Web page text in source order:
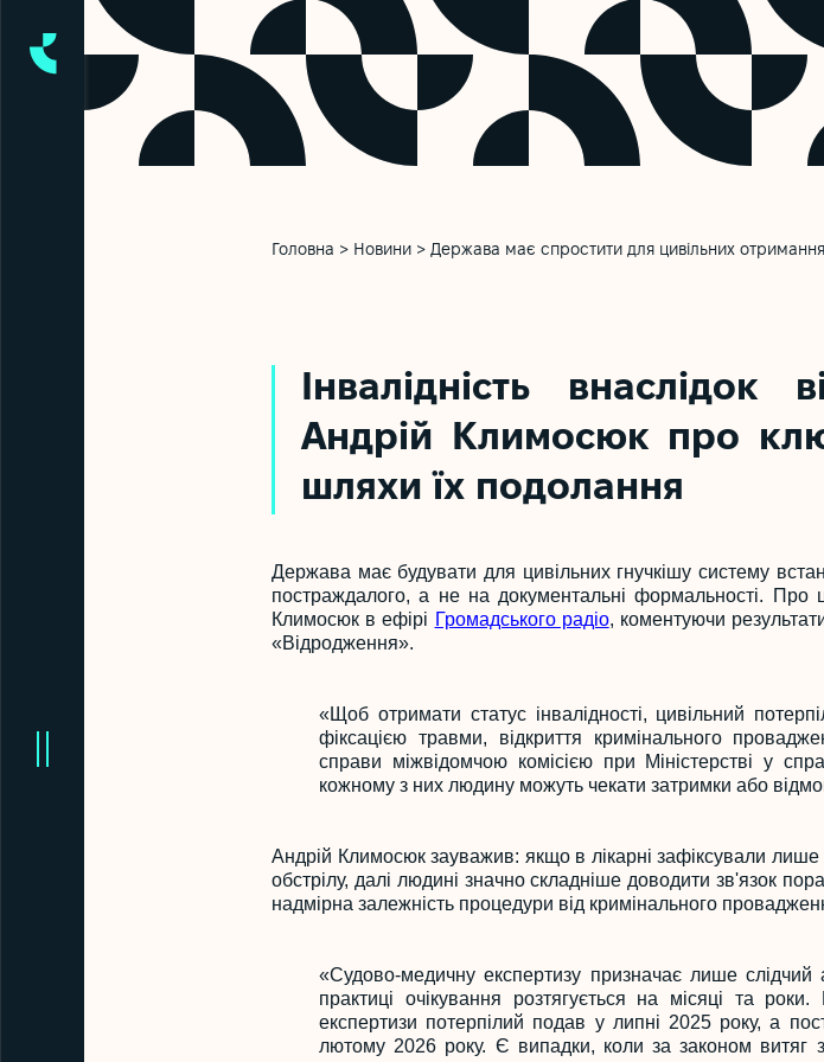
Головна > Новини >Держава має спростити для цивільних отримання
Інвалідність внаслідок
Андрій Климосюк про
шляхи їх подолання
Держава має будувати для цивільних гнучкішу систему
постраждалого, а не на документальні формальності. Про
Климосюк в ефірі Громадського радіо, коментуючи
«Відродження».
«Щоб отримати статус інвалідності, цивільний
фіксацією травми, відкриття кримінального
справи міжвідомчою комісією при Міністерстві у
кожному з них людину можуть чекати затримки або
Андрій Климосюк зауважив: якщо в лікарні зафіксували
обстрілу, далі людині значно складніше доводити зв'язок
надмірна залежність процедури від кримінального
«Судово-медичну експертизу призначає лише
практиці очікування розтягується на місяці та
експертизи потерпілий подав у липні 2025 року, а
лютому 2026 року. Є випадки, коли за законом витяг